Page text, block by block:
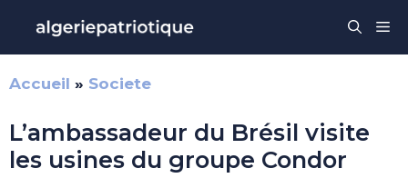
contenu
Accueil » Societe
L’ambassadeur du Brésil visite
les usines du groupe Condor